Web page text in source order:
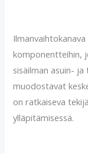
komponentteihin,
sisäilman asuin-
muodostavat
on ratkaiseva
ylläpitämisessä.